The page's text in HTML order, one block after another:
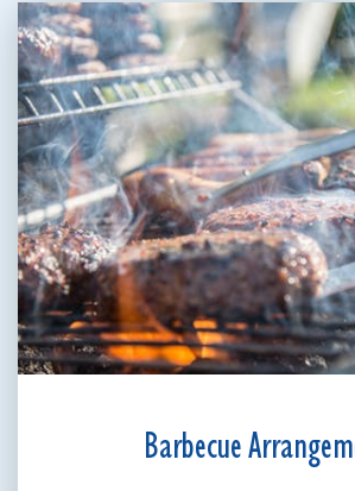
Barbecue